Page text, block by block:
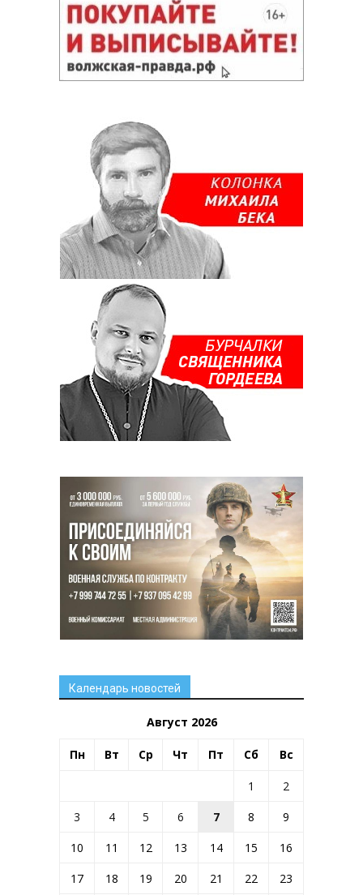
Календарь новостей
Август 2026
Пн Вт Ср Чт Пт Сб Вс
1
2
3
4 5 6 7 8
9
10
11 12 13 14 15
16
17
18 19 20 21 22
23